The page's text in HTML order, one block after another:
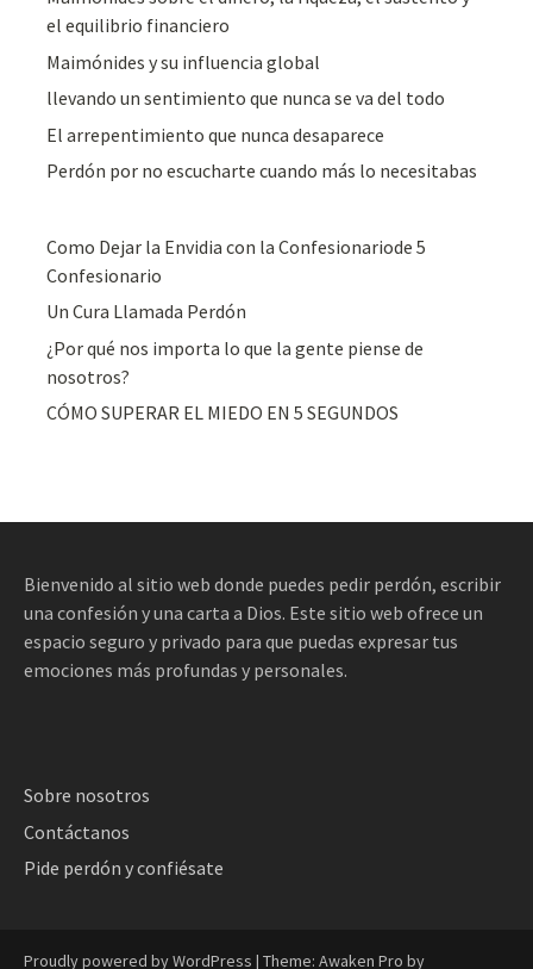
el equilibrio financiero
Maimónides y su influencia global
llevando un sentimiento que nunca se va del todo
El arrepentimiento que nunca desaparece
Perdón por no escucharte cuando más lo necesitabas
Como Dejar la Envidia con la Confesionariode 5
Confesionario
Un Cura Llamada Perdón
¿Por qué nos importa lo que la gente piense de
nosotros?
CÓMO SUPERAR EL MIEDO EN 5 SEGUNDOS
Bienvenido al sitio web donde puedes pedir perdón, escribir
una confesión y una carta a Dios. Este sitio web ofrece un
espacio seguro y privado para que puedas expresar tus
emociones más profundas y personales.
Sobre nosotros
Contáctanos
Pide perdón y confiésate
Proudly powered by WordPress | Theme: Awaken Pro by